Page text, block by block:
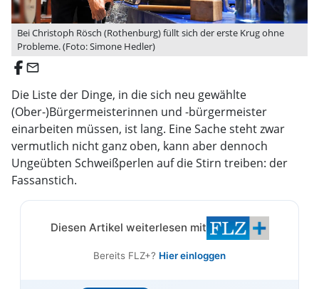
Bei Christoph Rösch (Rothenburg) füllt sich der erste Krug ohne
Probleme. (Foto: Simone Hedler)
email
Die Liste der Dinge, in die sich neu gewählte
(Ober-)Bürgermeisterinnen und -bürgermeister
einarbeiten müssen, ist lang. Eine Sache steht zwar
vermutlich nicht ganz oben, kann aber dennoch
Ungeübten Schweißperlen auf die Stirn treiben: der
Fassanstich.
Diesen Artikel weiterlesen mit
Bereits FLZ+? Hier einloggen